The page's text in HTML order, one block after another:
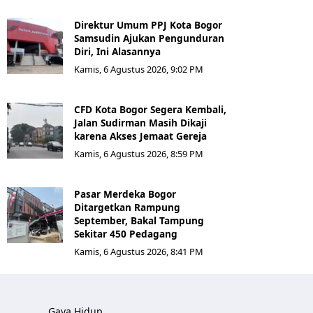
Direktur Umum PPJ Kota Bogor
Samsudin Ajukan Pengunduran
Diri, Ini Alasannya
Kamis, 6 Agustus 2026, 9:02 PM
CFD Kota Bogor Segera Kembali,
Jalan Sudirman Masih Dikaji
karena Akses Jemaat Gereja
Kamis, 6 Agustus 2026, 8:59 PM
Pasar Merdeka Bogor
Ditargetkan Rampung
September, Bakal Tampung
Sekitar 450 Pedagang
Kamis, 6 Agustus 2026, 8:41 PM